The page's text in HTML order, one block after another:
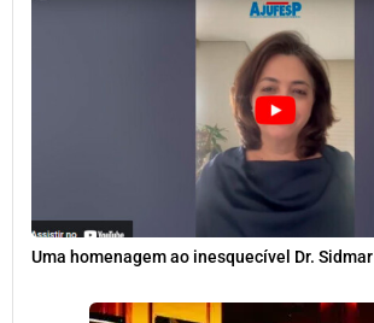
Uma homenagem ao inesquecível Dr. Sidmar